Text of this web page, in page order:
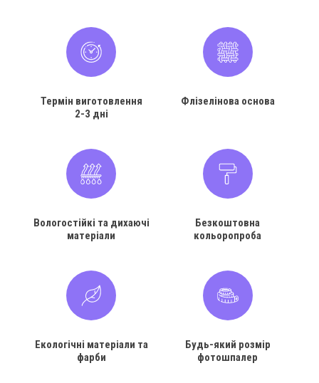
Термін виготовлення
2-3 дні
Флізелінова основа
Вологостійкі та дихаючі
матеріали
Безкоштовна
кольоропроба
Екологічні матеріали та
фарби
Будь-який розмір
фотошпалер